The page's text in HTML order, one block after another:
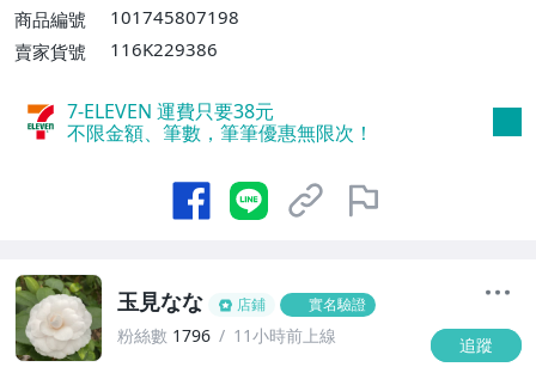
商品編號
101745807198
賣家貨號
116K229386
7-ELEVEN 運費只要38元
不限金額、筆數，筆筆優惠無限次！
玉見なな 店鋪 實名驗證
粉絲數 1796 11小時前上線 追蹤